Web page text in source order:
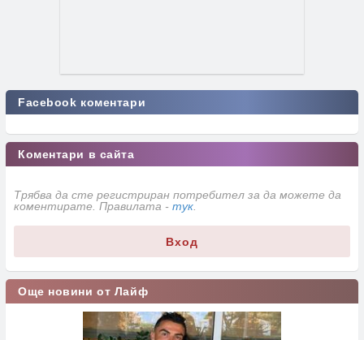
Facebook коментари
Коментари в сайта
Трябва да сте регистриран потребител за да можете да
коментирате. Правилата - тук
Вход
Още новини от Лайф